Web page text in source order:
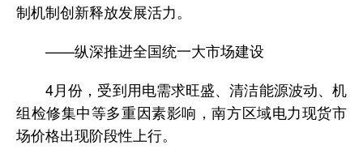
制机制创新释放发展活力。
——纵深推进全国统一大市场建设
4月份，受到用电需求旺盛、清洁能源波动、机
组检修集中等多重因素影响，南方区域电力现货市
场价格出现阶段性上行。